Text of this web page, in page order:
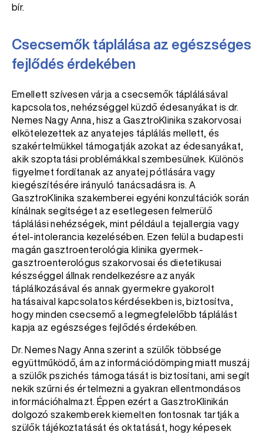
bír.
Csecsemők táplálása az egészséges
fejlődés érdekében
Emellett szívesen várja a csecsemők táplálásával
kapcsolatos, nehézséggel küzdő édesanyákat is dr.
Nemes Nagy Anna, hisz a GasztroKlinika szakorvosai
elkötelezettek az anyatejes táplálás mellett, és
szakértelmükkel támogatják azokat az édesanyákat,
akik szoptatási problémákkal szembesülnek. Különös
figyelmet fordítanak az anyatej pótlására vagy
kiegészítésére irányuló tanácsadásra is. A
GasztroKlinika szakemberei egyéni konzultációk során
kínálnak segítséget az esetlegesen felmerülő
táplálási nehézségek, mint például a tejallergia vagy
étel-intolerancia kezelésében. Ezen felül a budapesti
magán gasztroenterológia klinika gyermek-
gasztroenterológus szakorvosai és dietetikusai
készséggel állnak rendelkezésre az anyák
táplálkozásával és annak gyermekre gyakorolt
hatásaival kapcsolatos kérdésekben is, biztosítva,
hogy minden csecsemő a legmegfelelőbb táplálást
kapja az egészséges fejlődés érdekében.
Dr. Nemes Nagy Anna szerint a szülők többsége
együttműködő, ám az információdömping miatt muszáj
a szülők pszichés támogatását is biztosítani, ami segít
nekik szűrni és értelmezni a gyakran ellentmondásos
információhalmazt. Éppen ezért a GasztroKlinikán
dolgozó szakemberek kiemelten fontosnak tartják a
szülők tájékoztatását és oktatását, hogy képesek